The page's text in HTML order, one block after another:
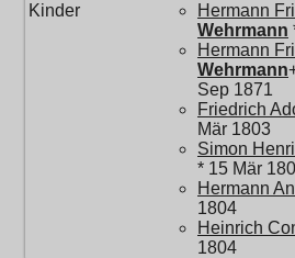
Kinder
Hermann
Wehrmann
Hermann
Wehrmann
Sep 1871
Friedrich
Mär 1803
Simon
* 15 Mär
Hermann
1804
Heinrich
1804